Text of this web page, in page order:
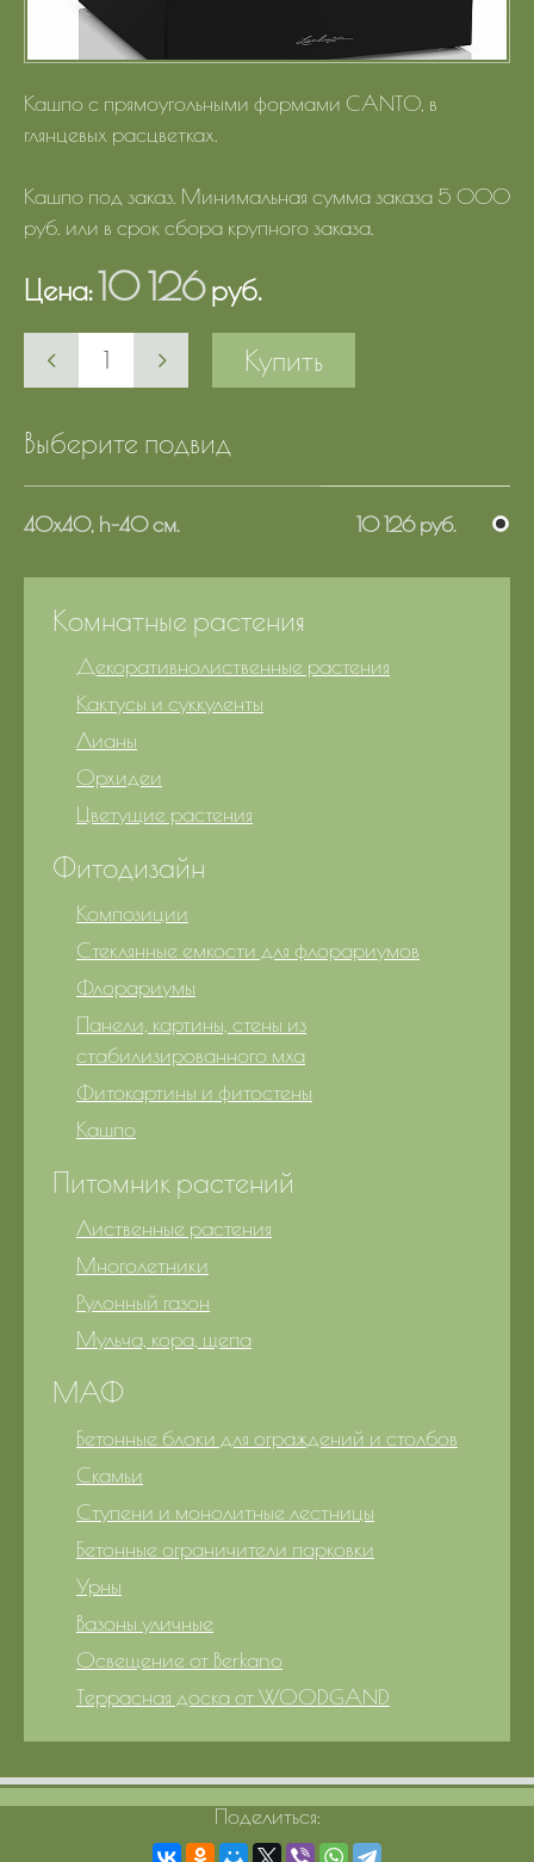
Кашпо с прямоугольными формами CANTO, в
глянцевых расцветках.
Кашпо под заказ. Минимальная сумма заказа 5 000
руб. или в срок сбора крупного заказа.
Цена:10 126руб.
Купить
Выберите подвид
40х40, h-40 см. 10 126 руб.
Комнатные растения
Декоративнолиственные растения
Кактусы и суккуленты
Лианы
Орхидеи
Цветущие растения
Фитодизайн
Композиции
Стеклянные емкости для флорариумов
Флорариумы
Панели, картины, стены из
стабилизированного мха
Фитокартины и фитостены
Кашпо
Питомник растений
Лиственные растения
Многолетники
Рулонный газон
Мульча, кора, щепа
МАФ
Бетонные блоки для ограждений и столбов
Скамьи
Ступени и монолитные лестницы
Бетонные ограничители парковки
Урны
Вазоны уличные
Освещение от Berkano
Террасная доска от WOODGAND
Поделиться: